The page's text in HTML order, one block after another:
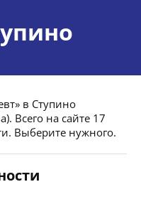
в Ступино
Всего на сайте 17
Выберите нужного.